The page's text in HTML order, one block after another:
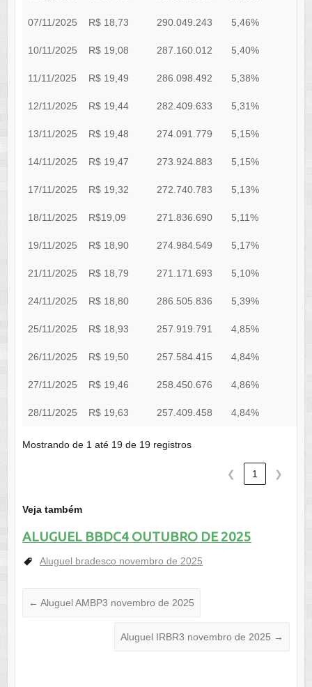
07/11/2025 R$ 18,73 290.049.243 5,46%
10/11/2025 R$ 19,08 287.160.012 5,40%
11/11/2025 R$ 19,49 286.098.492 5,38%
12/11/2025 R$ 19,44 282.409.633 5,31%
13/11/2025 R$ 19,48 274.091.779 5,15%
14/11/2025 R$ 19,47 273.924.883 5,15%
17/11/2025 R$ 19,32 272.740.783 5,13%
18/11/2025 R$19,09 271.836.690 5,11%
19/11/2025 R$ 18,90 274.984.549 5,17%
21/11/2025 R$ 18,79 271.171.693 5,10%
24/11/2025 R$ 18,80 286.505.836 5,39%
25/11/2025 R$ 18,93 257.919.791 4,85%
26/11/2025 R$ 19,50 257.584.415 4,84%
27/11/2025 R$ 19,46 258.450.676 4,86%
28/11/2025 R$ 19,63 257.409.458 4,84%
Mostrando de 1 até 19 de 19 registros
❮ 1 ❯
Veja também
ALUGUEL BBDC4 OUTUBRO DE 2025
Aluguel bradesco novembro de 2025
← Aluguel AMBP3 novembro de 2025
Aluguel IRBR3 novembro de 2025 →